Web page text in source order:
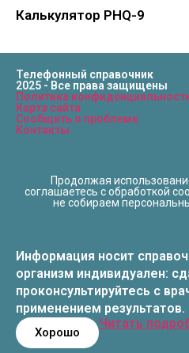
Калькулятор PHQ-9
Телефонный справочник
2025 - Все права защищены
Политика
Карта сайта
Сообщить о проблеме
Контакты
Продолжая
соглашаетесь с обработкой
не собираем
Информация носит
организм индивидуален:
проконсультируйтесь с
применением результатов.
Хорошо
Читать